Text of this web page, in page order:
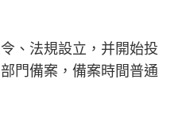
、法規設立，并開始投
門備案，備案時間普通